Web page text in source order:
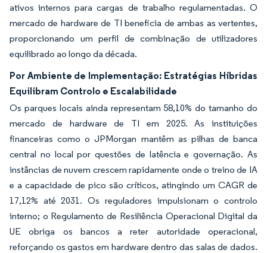
ativos internos para cargas de trabalho regulamentadas. O
mercado de hardware de TI beneficia de ambas as vertentes,
proporcionando um perfil de combinação de utilizadores
equilibrado ao longo da década.
Por Ambiente de Implementação: Estratégias Híbridas
Equilibram Controlo e Escalabilidade
Os parques locais ainda representam 58,10% do tamanho do
mercado de hardware de TI em 2025. As instituições
financeiras como o JPMorgan mantêm as pilhas de banca
central no local por questões de latência e governação. As
instâncias de nuvem crescem rapidamente onde o treino de IA
e a capacidade de pico são críticos, atingindo um CAGR de
17,12% até 2031. Os reguladores impulsionam o controlo
interno; o Regulamento de Resiliência Operacional Digital da
UE obriga os bancos a reter autoridade operacional,
reforçando os gastos em hardware dentro das salas de dados.